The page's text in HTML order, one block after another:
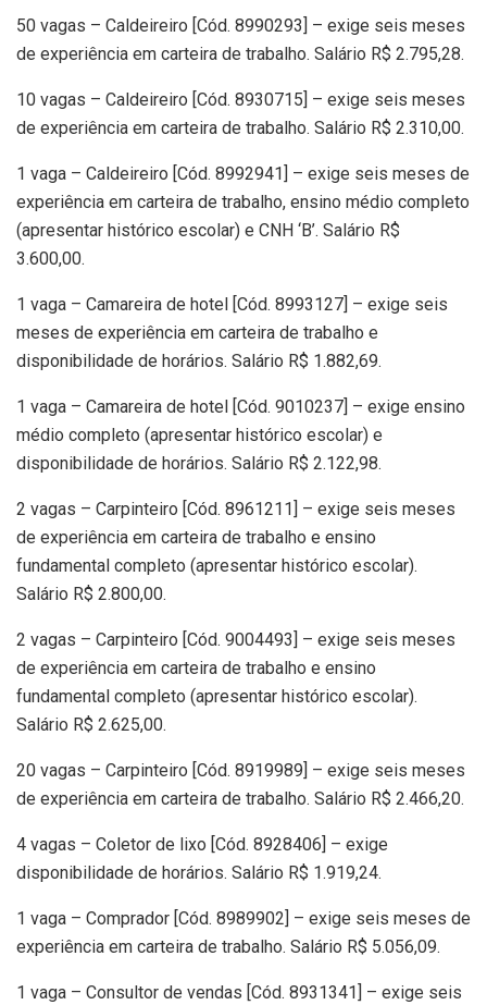
50 vagas – Caldeireiro [Cód. 8990293] – exige seis meses
de experiência em carteira de trabalho. Salário R$ 2.795,28.
10 vagas – Caldeireiro [Cód. 8930715] – exige seis meses
de experiência em carteira de trabalho. Salário R$ 2.310,00.
1 vaga – Caldeireiro [Cód. 8992941] – exige seis meses de
experiência em carteira de trabalho, ensino médio completo
(apresentar histórico escolar) e CNH ‘B’. Salário R$
3.600,00.
1 vaga – Camareira de hotel [Cód. 8993127] – exige seis
meses de experiência em carteira de trabalho e
disponibilidade de horários. Salário R$ 1.882,69.
1 vaga – Camareira de hotel [Cód. 9010237] – exige ensino
médio completo (apresentar histórico escolar) e
disponibilidade de horários. Salário R$ 2.122,98.
2 vagas – Carpinteiro [Cód. 8961211] – exige seis meses
de experiência em carteira de trabalho e ensino
fundamental completo (apresentar histórico escolar).
Salário R$ 2.800,00.
2 vagas – Carpinteiro [Cód. 9004493] – exige seis meses
de experiência em carteira de trabalho e ensino
fundamental completo (apresentar histórico escolar).
Salário R$ 2.625,00.
20 vagas – Carpinteiro [Cód. 8919989] – exige seis meses
de experiência em carteira de trabalho. Salário R$ 2.466,20.
4 vagas – Coletor de lixo [Cód. 8928406] – exige
disponibilidade de horários. Salário R$ 1.919,24.
1 vaga – Comprador [Cód. 8989902] – exige seis meses de
experiência em carteira de trabalho. Salário R$ 5.056,09.
1 vaga – Consultor de vendas [Cód. 8931341] – exige seis